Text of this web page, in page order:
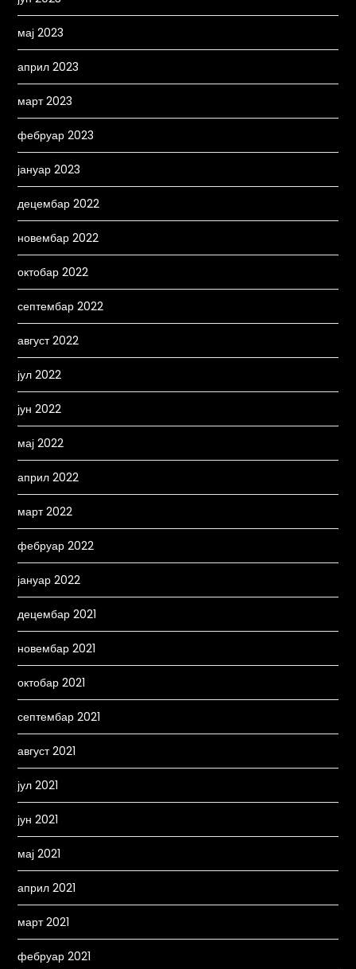
мај 2023
април 2023
март 2023
фебруар 2023
јануар 2023
децембар 2022
новембар 2022
октобар 2022
септембар 2022
август 2022
јул 2022
јун 2022
мај 2022
април 2022
март 2022
фебруар 2022
јануар 2022
децембар 2021
новембар 2021
октобар 2021
септембар 2021
август 2021
јул 2021
јун 2021
мај 2021
април 2021
март 2021
фебруар 2021